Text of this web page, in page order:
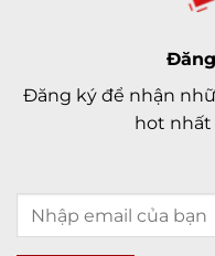
Đăng ký để nhận
hot nhất